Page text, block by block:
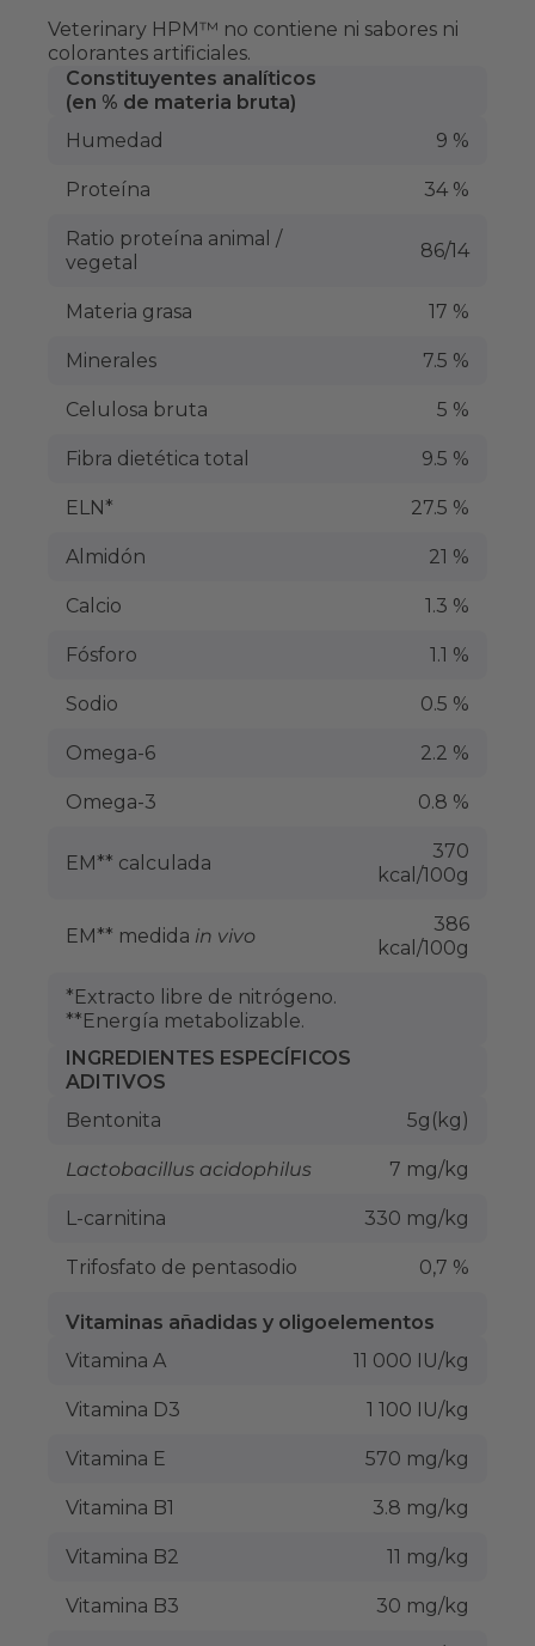
Veterinary HPM™ no contiene ni sabores ni
colorantes artificiales.
Constituyentes analíticos
(en % de materia bruta)
Humedad
9 %
Proteína 34 %
Ratio proteína animal /
vegetal
86/14
Materia grasa 17 %
Minerales 7.5 %
Celulosa bruta 5 %
Fibra dietética total 9.5 %
ELN* 27.5 %
Almidón 21 %
Calcio 1.3 %
Fósforo 1.1 %
Sodio 0.5 %
Omega-6 2.2 %
Omega-3 0.8 %
EM** calculada
370
kcal/100g
EM** medida in vivo
386
kcal/100g
*Extracto libre de nitrógeno.
**Energía metabolizable.
INGREDIENTES ESPECÍFICOS
ADITIVOS
Bentonita
5g(kg)
Lactobacillus acidophilus 7 mg/kg
L-carnitina 330 mg/kg
Trifosfato de pentasodio 0,7 %
Vitaminas añadidas y oligoelementos
Vitamina A
11 000 IU/kg
Vitamina D3 1 100 IU/kg
Vitamina E 570 mg/kg
Vitamina B1 3.8 mg/kg
Vitamina B2 11 mg/kg
Vitamina B3 30 mg/kg